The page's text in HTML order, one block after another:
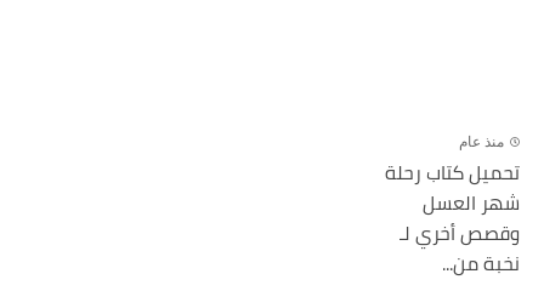
منذ عام
تحميل كتاب رحلة
شھر العسل
وقصص أخري لـ
نخبة من...